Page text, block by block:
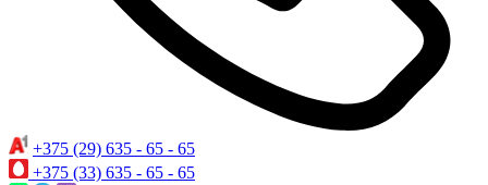
+375 (29) 635 - 65 - 65
+375 (33) 635 - 65 - 65